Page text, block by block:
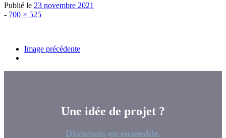
Publié le 23 novembre 2021
- Taille
700 × 525
Image précédente
Une idée de projet ?
Discutons-en ensemble.